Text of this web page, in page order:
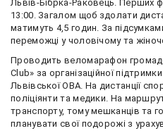
Львів-Бібрка-Раковець. Перших
13:00. Загалом щоб здолати
матимуть 4,5 годин. За
переможці у чоловічому та
Проводить веломарафон
Club» за організаційної
Львівської ОВА. На дистанції
поліціянти та медики. На
транспорту, тому мешканців та
планувати свої подорожі з